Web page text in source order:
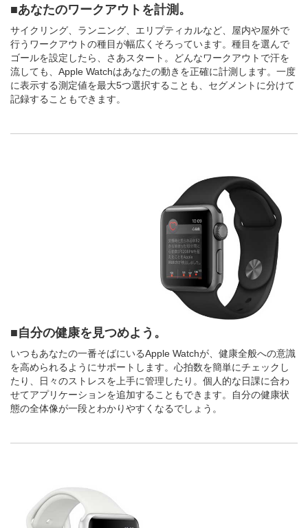
■あなたのワークアウトを計測。
サイクリング、ランニング、エリプティカルなど、屋内や屋外で
行うワークアウトの種目が幅広くそろっています。種目を選んで
ゴールを設定したら、さあスタート。どんなワークアウトで汗を
流しても、Apple Watchはあなたの動きを正確に計測します。一度
に表示する測定値を最大5つ選択することも、セグメントに分けて
記録することもできます。
■自分の健康を見つめよう。
いつもあなたの一番そばにいるApple Watchが、健康全般への意識
を高められるようにサポートします。心拍数を簡単にチェックし
たり、日々のストレスを上手に管理したり。個人的な日課に合わ
せてアプリケーションを追加することもできます。自分の健康状
態の全体像が一段とわかりやすくなるでしょう。